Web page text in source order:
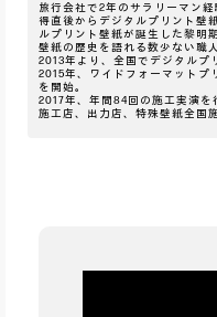
旅行会社で2年のサラリーマン
得直後からデジタルプリント壁
ルプリント壁紙が誕生した黎明
壁紙の歴史を語れる数少ない職
2013年より、全国でデジタルプ
2015年、ワイドフォーマットプ
を開始。
2017年、年間84回の施工実演を
施工店、出力店、特殊壁紙全国